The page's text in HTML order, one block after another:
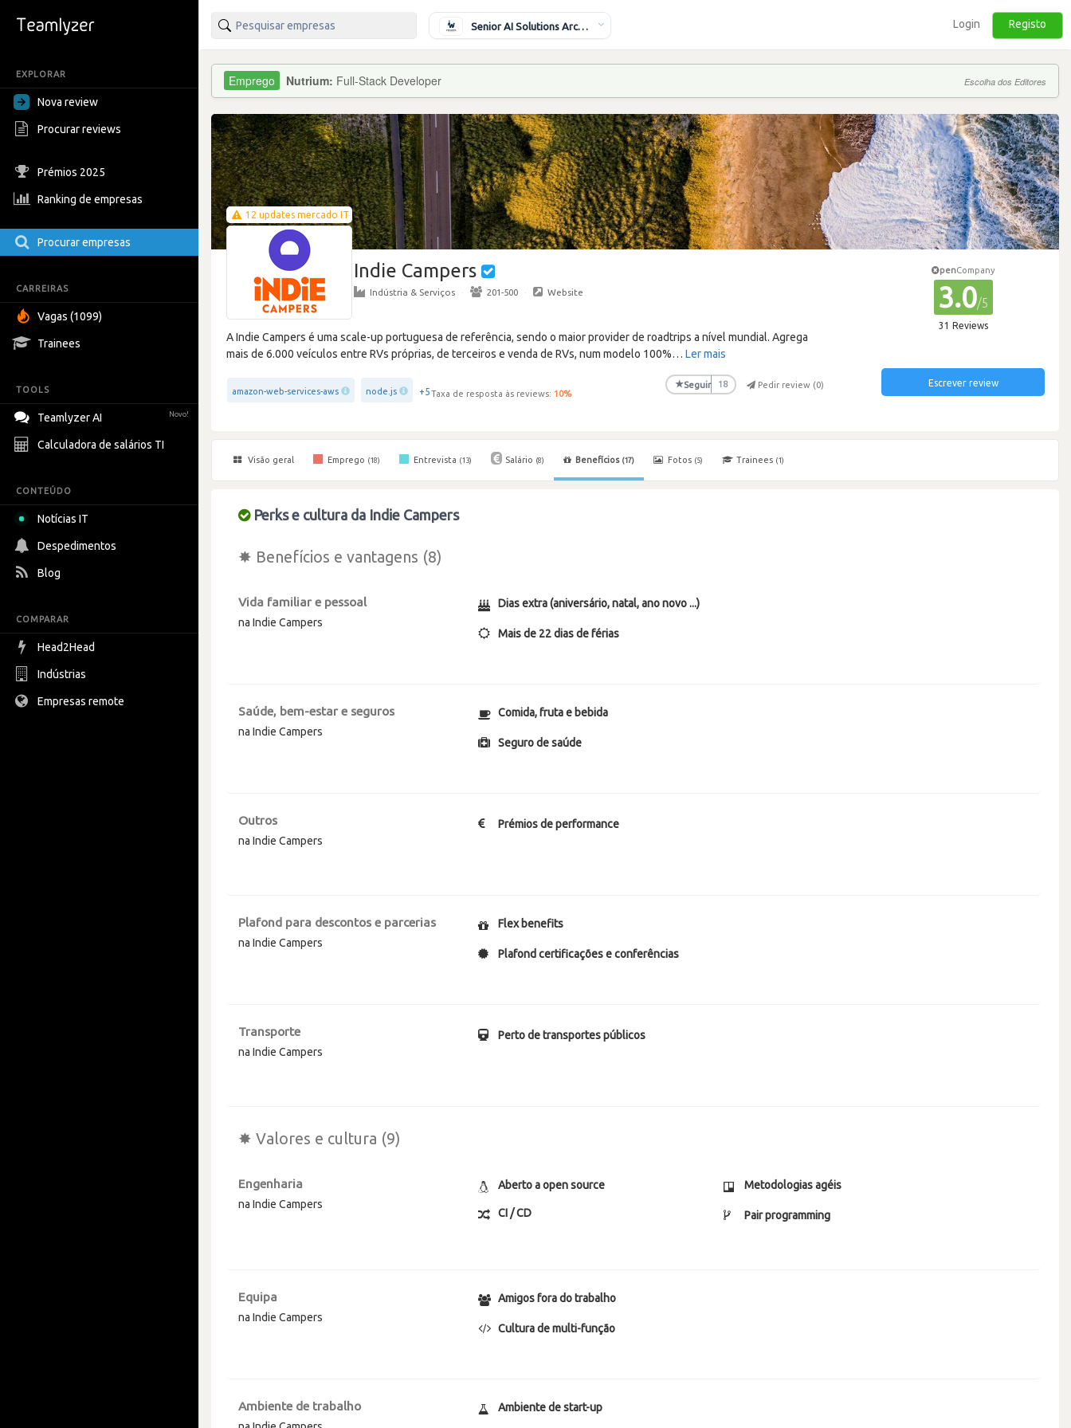
EXPLORAR
Nova review
Procurar reviews
Prémios 2025
Ranking de empresas
Procurar empresas
CARREIRAS
Vagas (1099)
Trainees
TOOLS
Teamlyzer AI Novo!
Calculadora de salários TI
CONTEÚDO
Notícias IT
Despedimentos
Blog
COMPARAR
Head2Head
Indústrias
Empresas remote
Senior AI Solutions Architect Login Registo
Nutrium: Full-Stack Developer Escolha dos Editores
12 updates mercado IT
Indie Campers
Indústria & Serviços · 201-500 · Website
A Indie Campers é uma scale-up portuguesa de referência, sendo o maior provider de roadtrips a nível mundial. Agrega
mais de 6.000 veículos entre RVs próprias, de terceiros e venda de RVs, num modelo 100%… Ler mais
amazon-web-services-aws node.js +5Taxa de resposta às reviews: 10%
★Seguir 18 Pedir review (0)
penCompany
3.0/5
31 Reviews
Escrever review
Visão geral Emprego (18) Entrevista (13) Salário (8) Benefícios (17) Fotos (5) Trainees (1)
Perks e cultura da Indie Campers
✸ Benefícios e vantagens (8)
Vida familiar e pessoal
na Indie Campers
Dias extra (aniversário, natal, ano novo ...)
Mais de 22 dias de férias
Saúde, bem-estar e seguros
na Indie Campers
Comida, fruta e bebida
Seguro de saúde
Outros
na Indie Campers
Prémios de performance
Plafond para descontos e parcerias
na Indie Campers
Flex benefits
Plafond certificações e conferências
Transporte
na Indie Campers
Perto de transportes públicos
✸ Valores e cultura (9)
Engenharia
na Indie Campers
Aberto a open source
CI / CD
Metodologias agéis
Pair programming
Equipa
na Indie Campers
Amigos fora do trabalho
Cultura de multi-função
Ambiente de trabalho Ambiente de start-up